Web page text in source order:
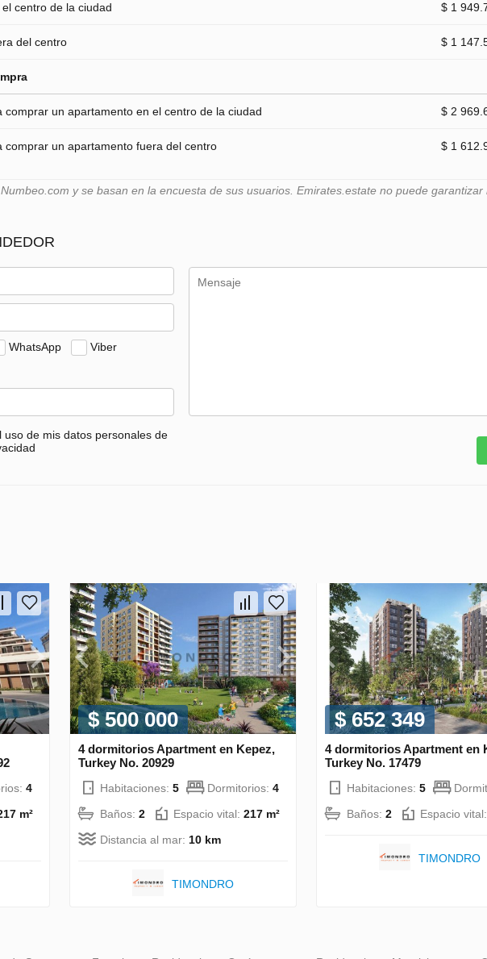
centro de la ciudad $ 1
del centro $ 1
un apartamento en el centro de la ciudad $ 2
comprar un apartamento fuera del centro $ 1
y se basan en la encuesta de sus usuarios. Emirates.estate no puede garantizar
WhatsApp
Viber
de mis datos personales de
4
m²
$ 500 000
4 dormitorios Apartment en Kepez,
Turkey No. 20929
Habitaciones: 5 Dormitorios: 4
Baños: 2 Espacio vital: 217 m²
Distancia al mar: 10 km
TIMONDRO
$ 652 349
4 dormitorios Apartment en
Turkey No. 17479
Habitaciones: 5
Baños: 2 Espacio
TIMONDRO